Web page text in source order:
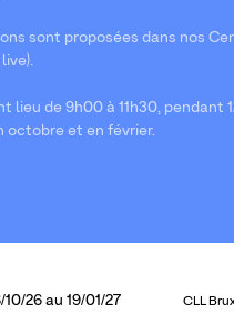
sont proposées dans nos
live).
lieu de 9h00 à 11h30, pendant
octobre et en février.
10/26au 19/01/27 CLL